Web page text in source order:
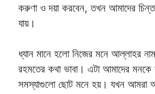
করুণা ও দয়া করবেন, তখন আমাদের
যায়।
ধ্যান মানে হলো নিজের মনে আল্লাহর
রহমতের কথা ভাবা। এটা আমাদের মনকে
সমস্যাগুলো ছোট মনে হয়। যখন আমরা